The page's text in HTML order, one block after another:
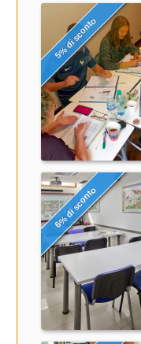
5% di sconto
6% di sconto